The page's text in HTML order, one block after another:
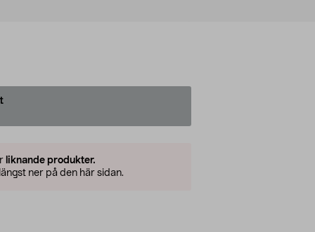
liknande produkter.
ner på den här sidan.